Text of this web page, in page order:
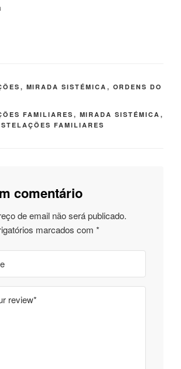
, MIRADA SISTÉMICA , ORDENS DO
FAMILIARES , MIRADA SISTÉMICA ,
FAMILIARES
comentário
de email não será publicado.
marcados com *